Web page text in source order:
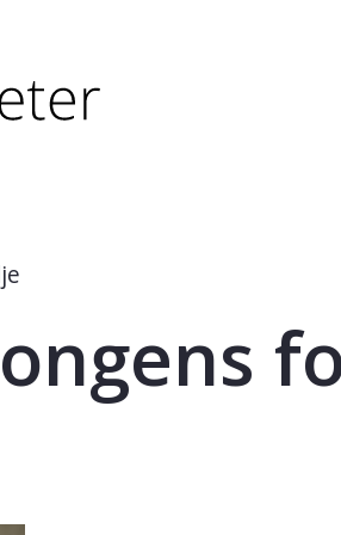
eller - (minus) for å
eller - (minus) for å